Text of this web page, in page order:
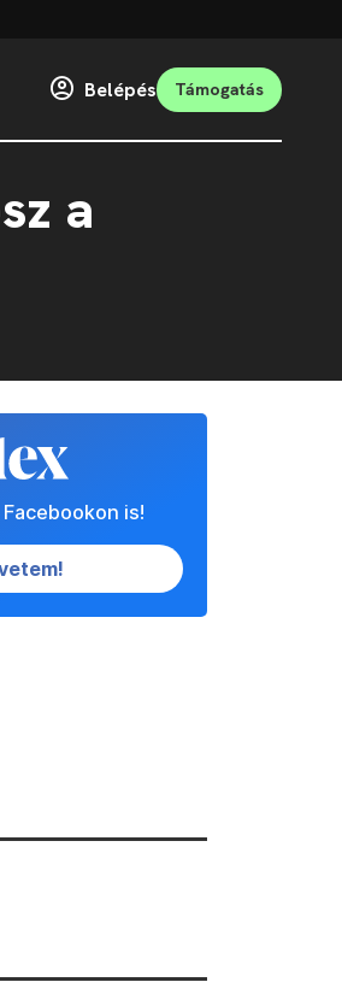
Belépés Támogatás
a
is!